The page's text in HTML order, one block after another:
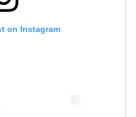
on Instagram